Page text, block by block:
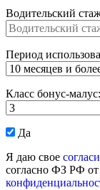
Водительский
Период
Класс бонус-малус:
Даю
на
обработку
моих
Да
Я даю свое
согласно ФЗ РФ